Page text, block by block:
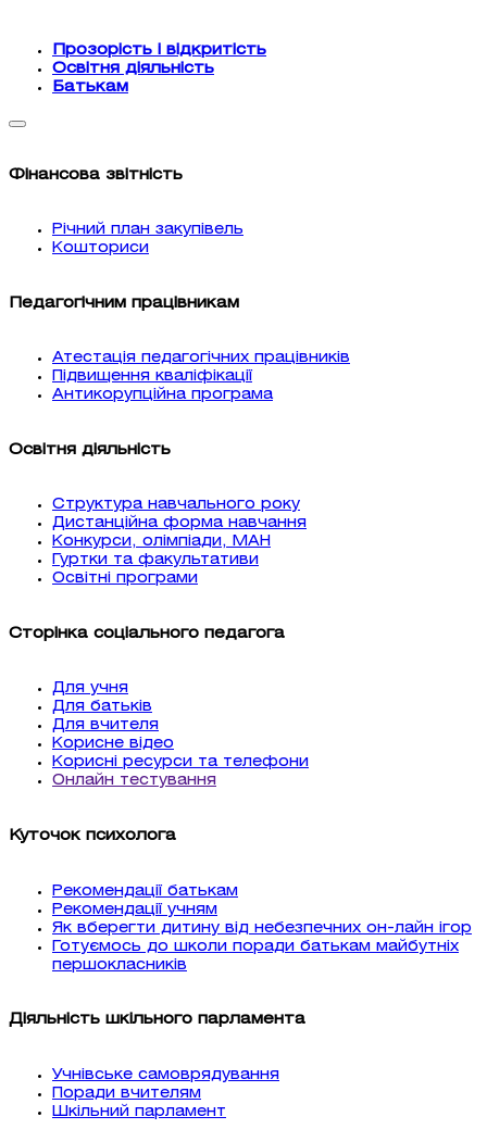
Прозорість і відкритість
Освітня діяльність
Батькам
Фінансова звітність
Річний план закупівель
Кошториси
Педагогічним працівникам
Атестація педагогічних працівників
Підвищення кваліфікації
Антикорупційна програма
Освітня діяльність
Структура навчального року
Дистанційна форма навчання
Конкурси, олімпіади, МАН
Гуртки та факультативи
Освітні програми
Сторінка соціального педагога
Для учня
Для батьків
Для вчителя
Корисне відео
Корисні ресурси та телефони
Онлайн тестування
Куточок психолога
Рекомендації батькам
Рекомендації учням
Як вберегти дитину від небезпечних он-лайн ігор
Готуємось до школи поради батькам майбутніх
першокласників
Діяльність шкільного парламента
Учнівське самоврядування
Поради вчителям
Шкільний парламент